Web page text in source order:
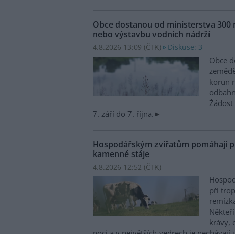
Obce dostanou od ministerstva
nebo výstavbu vodních nádrží
4.8.2026 13:09 (ČTK) Diskuse: 3
Obce
korun
7. září do 7. října.
Hospodářským zvířatům pomáhají
kamenné stáje
4.8.2026 12:52 (ČTK)
při
krávy,